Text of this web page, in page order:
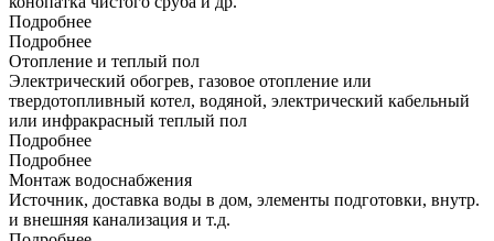
Подробнее
Подробнее
Отопление и теплый пол
Электрический обогрев, газовое отопление или
твердотопливный котел, водяной, электрический кабельный
или инфракрасный теплый пол
Подробнее
Подробнее
Монтаж водоснабжения
Источник, доставка воды в дом, элементы подготовки, внутр.
и внешняя канализация и т.д.